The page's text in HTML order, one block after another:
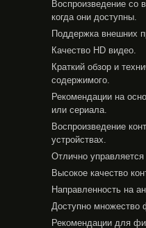
Воспроизведение со
когда они доступны.
Поддержка внешних
Качество HD видео.
Краткий обзор и
содержимого.
Рекомендации на
или сериала.
Воспроизведение
устройствах.
Отлично
Высокое качество
Направленность на
Доступно множество
Рекомендации для